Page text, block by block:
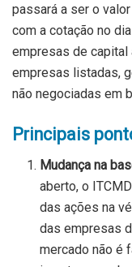
passará a ser o
com a cotação no
empresas de capital
empresas listadas,
não negociadas em
Principais
Mudança na
aberto, o
das ações na
das empresas
mercado não é